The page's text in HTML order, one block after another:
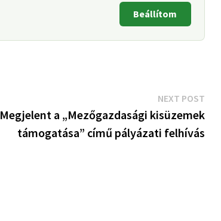
Beállítom
NEXT POSTNext
post:
Megjelent a „Mezőgazdasági kisüzemek
támogatása” című pályázati felhívás